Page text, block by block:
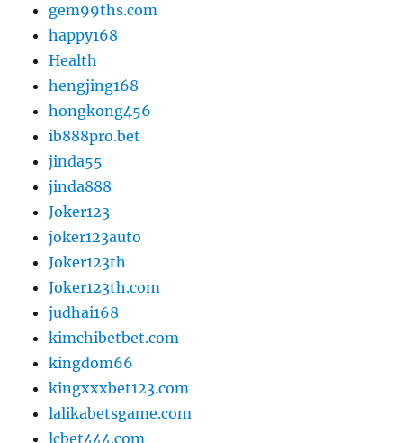
gem99ths.com
happy168
Health
hengjing168
hongkong456
ib888pro.bet
jinda55
jinda888
Joker123
joker123auto
Joker123th
Joker123th.com
judhai168
kimchibetbet.com
kingdom66
kingxxxbet123.com
lalikabetsgame.com
lcbet444.com